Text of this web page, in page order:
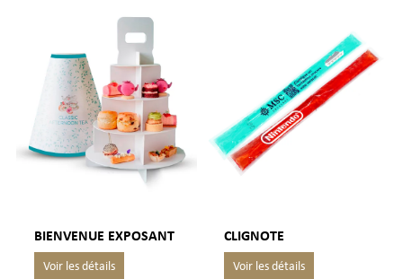
BIENVENUE EXPOSANT CLIGNOTE